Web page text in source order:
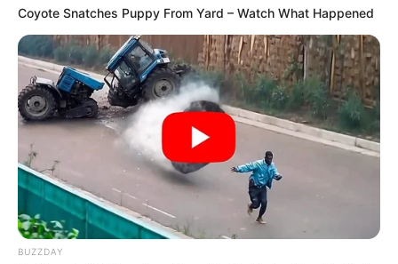
Coyote Snatches Puppy From Yard – Watch What Happened
BUZZDAY